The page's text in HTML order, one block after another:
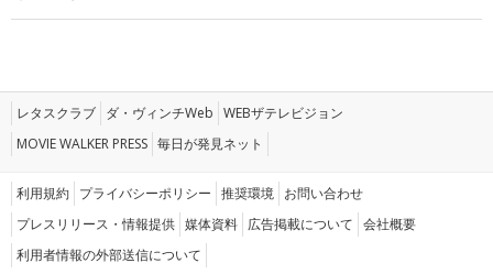
レタスクラブ ダ・ヴィンチWeb WEBザテレビジョン
MOVIE WALKER PRESS 毎日が発見ネット
利用規約 プライバシーポリシー 推奨環境 お問い合わせ
プレスリリース・情報提供 媒体資料 広告掲載について 会社概要
利用者情報の外部送信について